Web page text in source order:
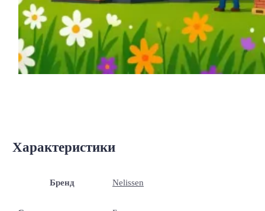
Характеристики
Бренд Nelissen